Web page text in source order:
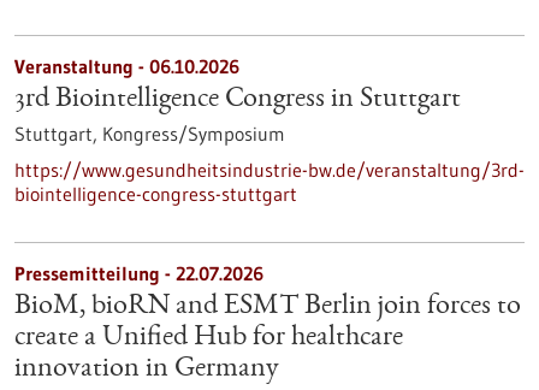
Veranstaltung - 06.10.2026
3rd Biointelligence Congress in Stuttgart
Stuttgart, Kongress/Symposium
https://www.gesundheitsindustrie-bw.de/veranstaltung/3rd-
biointelligence-congress-stuttgart
Pressemitteilung - 22.07.2026
BioM, bioRN and ESMT Berlin join forces to
create a Unified Hub for healthcare
innovation in Germany